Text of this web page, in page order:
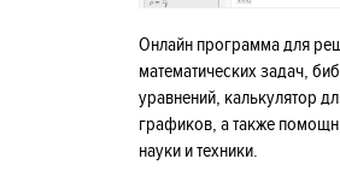
Онлайн программа для
математических задач,
уравнений, калькулятор
графиков, а также
науки и техники.